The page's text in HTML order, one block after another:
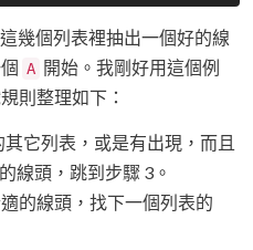
幾個列表裡抽出一個好的線
A 開始。我剛好用這個例
則整理如下：
它列表，或是有出現，而且
線頭，跳到步驟 3。
的線頭，找下一個列表的